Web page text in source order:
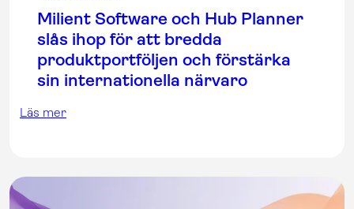
Milient Software och Hub Planner
slås ihop för att bredda
produktportföljen och förstärka
sin internationella närvaro
Läs mer